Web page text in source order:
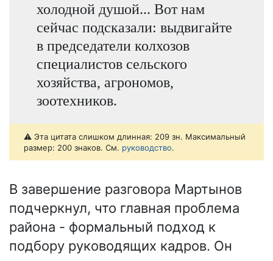
холодной душой... Вот нам
сейчас подсказали: выдвигайте
в председатели колхозов
специалистов сельского
хозяйства, агрономов,
зоотехников.
⚠️ Эта цитата слишком длинная: 209 зн. Максимальный
размер: 200 знаков. См. руководство.
В завершение разговора Мартынов
подчеркнул, что главная проблема
района - формальный подход к
подбору руководящих кадров. Он